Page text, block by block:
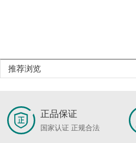
推荐浏览
正品保证
国家认证 正规合法